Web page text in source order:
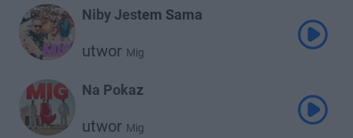
Niby Jestem Sama
utwor Mig
Na Pokaz
utwor Mig